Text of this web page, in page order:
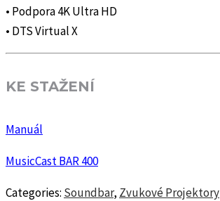
• Podpora 4K Ultra HD
• DTS Virtual X
KE STAŽENÍ
Manuál
MusicCast BAR 400
Categories: Soundbar, Zvukové Projektory